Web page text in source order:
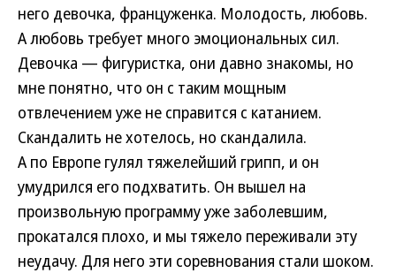
него девочка, француженка. Молодость, любовь.
А любовь требует много эмоциональных сил.
Девочка — фигуристка, они давно знакомы, но
мне понятно, что он с таким мощным
отвлечением уже не справится с катанием.
Скандалить не хотелось, но скандалила.
А по Европе гулял тяжелейший грипп, и он
умудрился его подхватить. Он вышел на
произвольную программу уже заболевшим,
прокатался плохо, и мы тяжело переживали эту
неудачу. Для него эти соревнования стали шоком.